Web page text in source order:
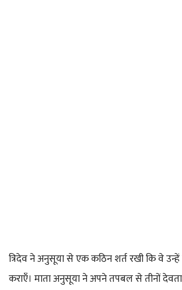
त्रिदेव ने अनुसूया से एक कठिन शर्त रखी कि वे उन्हें
कराएँ। माता अनुसूया ने अपने तपबल से तीनों